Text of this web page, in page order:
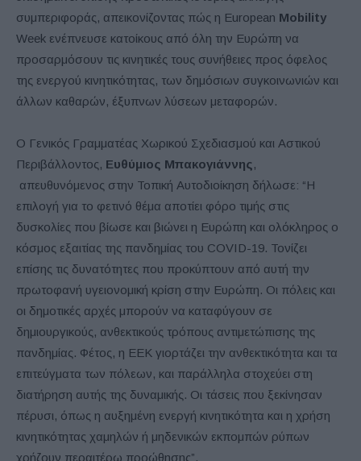
συμπεριφοράς, απεικονίζοντας πώς η European Mobility
Week ενέπνευσε κατοίκους από όλη την Ευρώπη να
προσαρμόσουν τις κινητικές τους συνήθειες προς όφελος
της ενεργού κινητικότητας, των δημόσιων συγκοινωνιών και
άλλων καθαρών, έξυπνων λύσεων μεταφορών.
Ο Γενικός Γραμματέας Χωρικού Σχεδιασμού και Αστικού
Περιβάλλοντος, Ευθύμιος Μπακογιάννης ,
απευθυνόμενος στην Τοπική Αυτοδιοίκηση δήλωσε: “Η
επιλογή για το φετινό θέμα αποτίει φόρο τιμής στις
δυσκολίες που βίωσε και βιώνει η Ευρώπη και ολόκληρος ο
κόσμος εξαιτίας της πανδημίας του COVID-19. Τονίζει
επίσης τις δυνατότητες που προκύπτουν από αυτή την
πρωτοφανή υγειονομική κρίση στην Ευρώπη. Οι πόλεις και
οι δημοτικές αρχές μπορούν να καταφύγουν σε
δημιουργικούς, ανθεκτικούς τρόπους αντιμετώπισης της
πανδημίας. Φέτος, η ΕΕΚ γιορτάζει την ανθεκτικότητα και τα
επιτεύγματα των πόλεων, και παράλληλα στοχεύει στη
διατήρηση αυτής της δυναμικής. Οι τάσεις που ξεκίνησαν
πέρυσι, όπως η αυξημένη ενεργή κινητικότητα και η χρήση
κινητικότητας χαμηλών ή μηδενικών εκπομπών ρύπων
χρήζουν περαιτέρω προώθησης”.